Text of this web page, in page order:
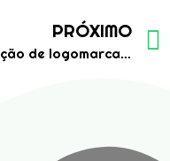
PRÓXIMO
Criação de logomarca para empresa de investimento em consórcios